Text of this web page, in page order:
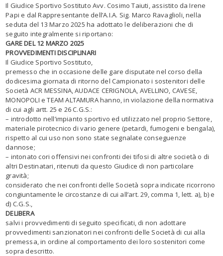
Il Giudice Sportivo Sostituto Avv. Cosimo Taiuti, assistito da Irene
Papi e dal Rappresentante dell’A.I.A. Sig. Marco Ravaglioli, nella
seduta del 13 Marzo 2025 ha adottato le deliberazioni che di
seguito integralmente si riportano:
GARE DEL 12 MARZO 2025
PROVVEDIMENTI DISCIPLINARI
Il Giudice Sportivo Sostituto,
premesso che in occasione delle gare disputate nel corso della
dodicesima giornata di ritorno del Campionato i sostenitori delle
Società ACR MESSINA, AUDACE CERIGNOLA, AVELLINO, CAVESE,
MONOPOLI e TEAM ALTAMURA hanno, in violazione della normativa
di cui agli artt. 25 e 26 C.G.S.:
– introdotto nell’impianto sportivo ed utilizzato nel proprio Settore,
materiale pirotecnico di vario genere (petardi, fumogeni e bengala),
rispetto al cui uso non sono state segnalate conseguenze
dannose;
– intonato cori offensivi nei confronti dei tifosi di altre società o di
altri Destinatari, ritenuti da questo Giudice di non particolare
gravità;
considerato che nei confronti delle Società sopra indicate ricorrono
congiuntamente le circostanze di cui all’art. 29, comma 1, lett. a), b) e
d) C.G.S.,
DELIBERA
salvi i provvedimenti di seguito specificati, di non adottare
provvedimenti sanzionatori nei confronti delle Società di cui alla
premessa, in ordine al comportamento dei loro sostenitori come
sopra descritto.